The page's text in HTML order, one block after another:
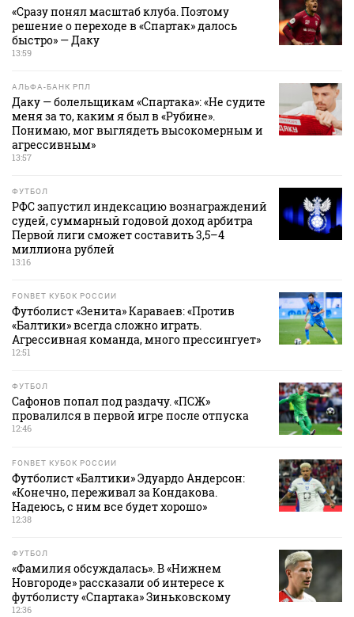
«Сразу понял масштаб клуба. Поэтому
решение о переходе в «Спартак» далось
быстро» — Даку
13:59
АЛЬФА-БАНК РПЛ
Даку — болельщикам «Спартака»: «Не судите
меня за то, каким я был в «Рубине».
Понимаю, мог выглядеть высокомерным и
агрессивным»
13:57
ФУТБОЛ
РФС запустил индексацию вознаграждений
судей, суммарный годовой доход арбитра
Первой лиги сможет составить 3,5–4
миллиона рублей
13:16
FONBET КУБОК РОССИИ
Футболист «Зенита» Караваев: «Против
«Балтики» всегда сложно играть.
Агрессивная команда, много прессингует»
12:51
ФУТБОЛ
Сафонов попал под раздачу. «ПСЖ»
провалился в первой игре после отпуска
12:46
FONBET КУБОК РОССИИ
Футболист «Балтики» Эдуардо Андерсон:
«Конечно, переживал за Кондакова.
Надеюсь, с ним все будет хорошо»
12:38
ФУТБОЛ
«Фамилия обсуждалась». В «Нижнем
Новгороде» рассказали об интересе к
футболисту «Спартака» Зиньковскому
12:36